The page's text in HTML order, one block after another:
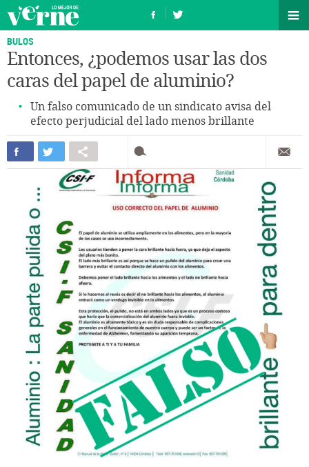
BULOS
Entonces, ¿podemos usar las dos
caras del papel de aluminio?
Un falso comunicado de un sindicato avisa del
efecto perjudicial del lado menos brillante